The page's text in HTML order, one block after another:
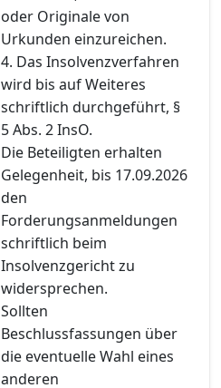
oder Originale von
Urkunden einzureichen.
4. Das Insolvenzverfahren
wird bis auf Weiteres
schriftlich durchgeführt, §
5 Abs. 2 InsO.
Die Beteiligten erhalten
Gelegenheit, bis 17.09.2026
den
Forderungsanmeldungen
schriftlich beim
Insolvenzgericht zu
widersprechen.
Sollten
Beschlussfassungen über
die eventuelle Wahl eines
anderen